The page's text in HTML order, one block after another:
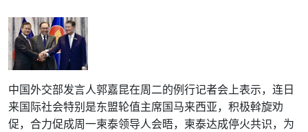
中国外交部发言人郭嘉昆在周二的例行记者会上表示，连日
来国际社会特别是东盟轮值主席国马来西亚，积极斡旋劝
促，合力促成周一柬泰领导人会晤，柬泰达成停火共识，为